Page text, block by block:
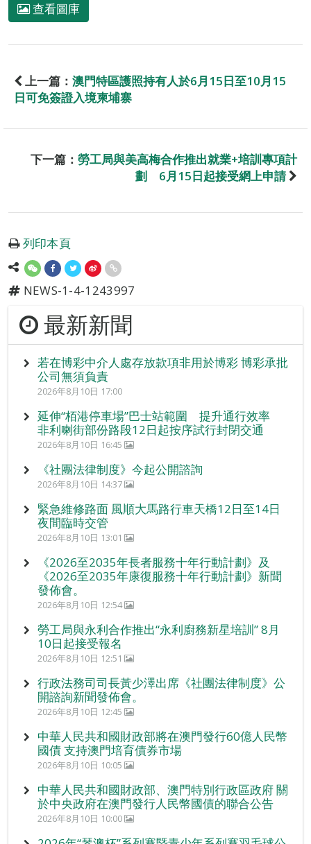
查看圖庫
上一篇： 澳門特區護照持有人於6月15日至10月15
日可免簽證入境柬埔寨
下一篇： 勞工局與美高梅合作推出就業+培訓專項計
劃 6月15日起接受網上申請
列印本頁
NEWS-1-4-1243997
最新新聞
若在博彩中介人處存放款項非用於博彩 博彩承批
公司無須負責
2026年8月10日 17:00
延伸“栢港停車場”巴士站範圍 提升通行效率
非利喇街部份路段12日起按序試行封閉交通
2026年8月10日 16:45
《社團法律制度》今起公開諮詢
2026年8月10日 14:37
緊急維修路面 風順大馬路行車天橋12日至14日
夜間臨時交管
2026年8月10日 13:01
《2026至2035年長者服務十年行動計劃》及
《2026至2035年康復服務十年行動計劃》新聞
發佈會。
2026年8月10日 12:54
勞工局與永利合作推出“永利廚務新星培訓” 8月
10日起接受報名
2026年8月10日 12:51
行政法務司司長黃少澤出席《社團法律制度》公
開諮詢新聞發佈會。
2026年8月10日 12:45
中華人民共和國財政部將在澳門發行60億人民幣
國債 支持澳門培育債券市場
2026年8月10日 10:05
中華人民共和國財政部、澳門特別行政區政府 關
於中央政府在澳門發行人民幣國債的聯合公告
2026年8月10日 10:00